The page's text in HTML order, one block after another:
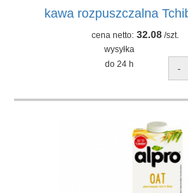
kawa rozpuszczalna
cena netto: 32.08 /szt.
wysyłka
do 24 h
-